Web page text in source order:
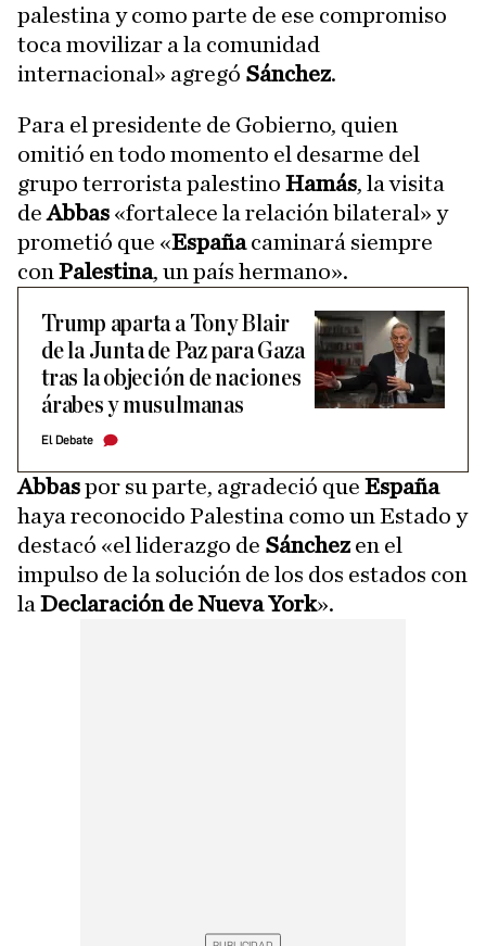
palestina y como parte de ese compromiso
toca movilizar a la comunidad
internacional» agregó Sánchez.
Para el presidente de Gobierno, quien
omitió en todo momento el desarme del
grupo terrorista palestino Hamás, la visita
deAbbas «fortalece la relación bilateral» y
prometió que «Españacaminará siempre
con Palestina, un país hermano».
Trump aparta a Tony Blair
de la Junta de Paz para Gaza
tras la objeción de naciones
árabes y musulmanas
El Debate
Abbaspor su parte, agradeció que España
haya reconocido Palestina como un Estado y
destacó «el liderazgo de Sánchezen el
impulso de la solución de los dos estados con
la Declaración de Nueva York».